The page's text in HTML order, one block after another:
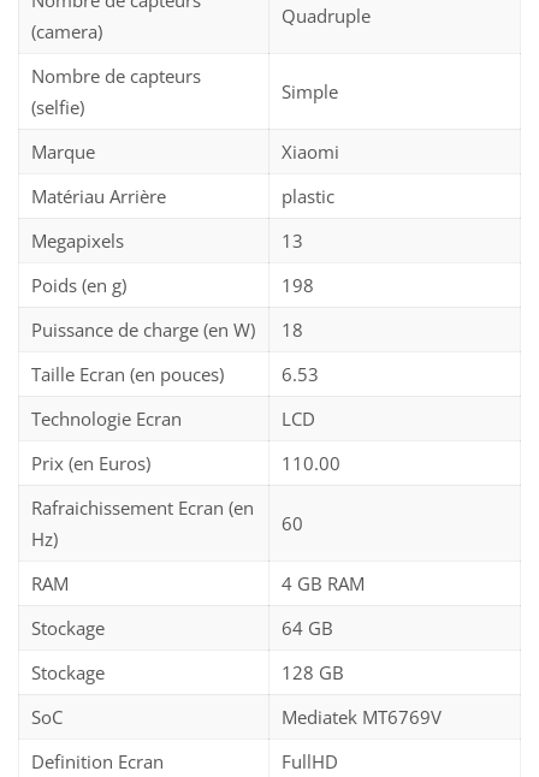
(camera)
Quadruple
Nombre de capteurs
(selfie)
Simple
Marque
Xiaomi
Matériau Arrière
plastic
Megapixels
13
Poids (en g)
198
Puissance de charge (en W)
18
Taille Ecran (en pouces)
6.53
Technologie Ecran
LCD
Prix (en Euros)
110.00
Rafraichissement Ecran (en
Hz)
60
RAM
4 GB RAM
Stockage
64 GB
Stockage
128 GB
SoC
Mediatek MT6769V
Definition Ecran
FullHD